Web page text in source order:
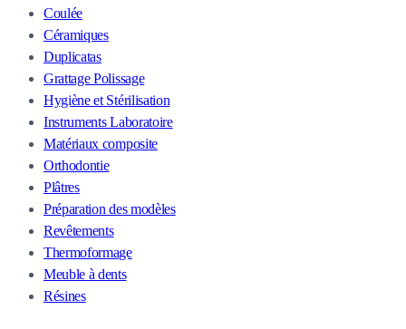
Coulée
Céramiques
Duplicatas
Grattage Polissage
Hygiène et Stérilisation
Instruments Laboratoire
Matériaux composite
Orthodontie
Plâtres
Préparation des modèles
Revêtements
Thermoformage
Meuble à dents
Résines